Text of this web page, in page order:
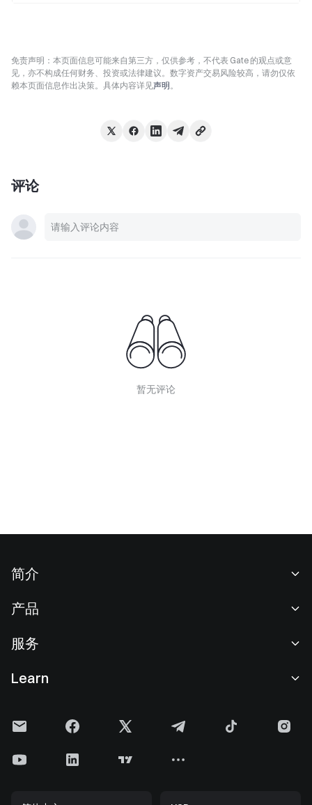
免责声明：本页面信息可能来自第三方，仅供参考，不代表 Gate 的观点或意
见，亦不构成任何财务、投资或法律建议。数字资产交易风险较高，请勿仅依
赖本页面信息作出决策。具体内容详见声明。
评论
暂无评论
简介
新闻中心
Cookie 政策
产品
现货交易
理财中心
服务
费率标准
Learn
Gate 快讯